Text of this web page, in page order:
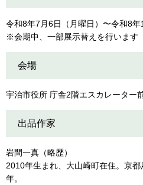
令和8年7月6日（月曜日）〜令和8年
※会期中、一部展示替えを行います
会場
宇治市役所 庁舎2階エスカレーター
出品作家
岩間一真（略歴）
2010年生まれ、大山崎町在住。京
年。